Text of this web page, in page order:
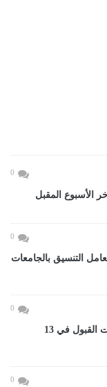
0
الأسبوع المقبل
0
2026.. خدمات معامل التنسيق بالجامعات
0
تنسيق الثانوى العام 2027.. اعرف درجات القبول في 13
0